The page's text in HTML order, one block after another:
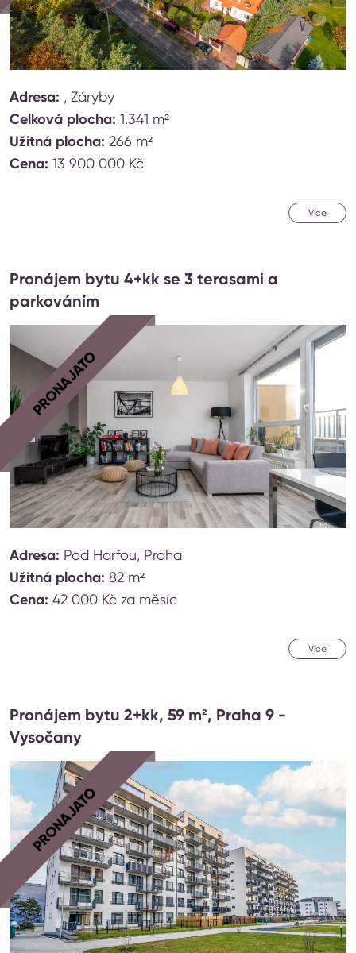
Adresa: , Záryby
Celková plocha: 1.341 m²
Užitná plocha: 266 m²
Cena: 13 900 000 Kč
Více
Pronájem bytu 4+kk se 3 terasami a
parkováním
PRONAJATO
Adresa: Pod Harfou, Praha
Užitná plocha: 82 m²
Cena: 42 000 Kč za měsíc
Více
Pronájem bytu 2+kk, 59 m², Praha 9 -
Vysočany
PRONAJATO